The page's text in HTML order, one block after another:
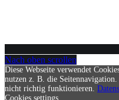
Nach oben scrollen
Diese Webseite verwendet
nutzen z. B. die
nicht richtig funktionieren.
Cookies settings